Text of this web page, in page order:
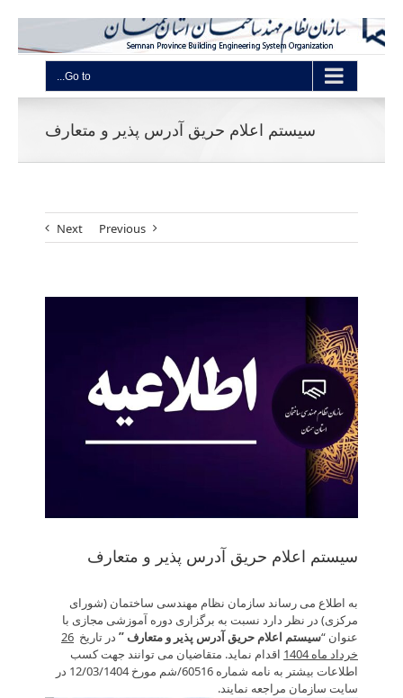
Go to...
سیستم اعلام حریق آدرس پذیر و متعارف
Previous
Next
Larger
Image
سیستم اعلام حریق آدرس پذیر و متعارف
به اطلاع می رساند سازمان نظام مهندسی ساختمان (شورای
مرکزی) در نظر دارد نسبت به برگزاری دوره آموزشی مجازی با
عنوان “سیستم اعلام حریق آدرس پذیر و متعارف ” در تاریخ 26
خرداد ماه 1404
اقدام نماید. متقاضیان می توانند جهت کسب
اطلاعات بیشتر به نامه شماره 60516/ش­م مورخ 12/03/1404 در
سایت سازمان مراجعه نمایند.